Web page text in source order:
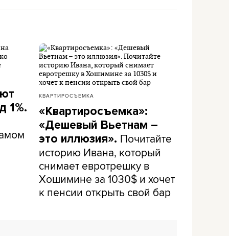
1%.
КВАРТИРОСЪЕМКА
«Квартиросъемка»:
«Дешевый Вьетнам –
это иллюзия». Почитайте
историю Ивана, который
снимает евротрешку в
Хошимине за 1030$ и хочет
к пенсии открыть свой бар